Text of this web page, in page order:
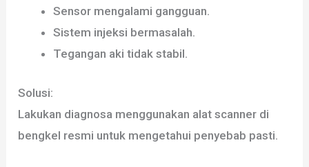
Sensor mengalami gangguan.
Sistem injeksi bermasalah.
Tegangan aki tidak stabil.
Solusi:
Lakukan diagnosa menggunakan alat scanner di
bengkel resmi untuk mengetahui penyebab pasti.